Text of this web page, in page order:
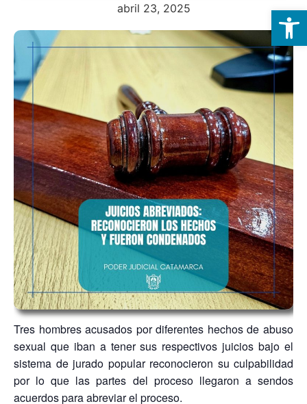
abril 23, 2025
Tres hombres acusados por diferentes hechos de abuso
sexual que iban a tener sus respectivos juicios bajo el
sistema de jurado popular reconocieron su culpabilidad
por lo que las partes del proceso llegaron a sendos
acuerdos para abreviar el proceso.